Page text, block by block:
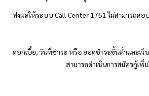
ส่งผลให้ระบบ Call Center 1751 ไม่สามารถสอ
ดอกเบี้ย, วันที่ชำระ หรือ ยอดชำระขั้นต่ำและเ
สามารถดำเนินการสมัครกู้เพิ่